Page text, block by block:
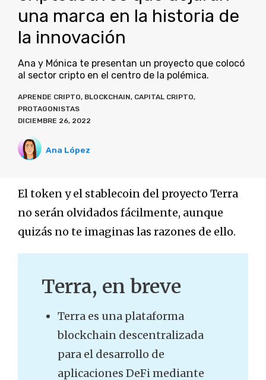
una marca en la historia de
la innovación
Ana y Mónica te presentan un proyecto que colocó
al sector cripto en el centro de la polémica.
APRENDE CRIPTO, BLOCKCHAIN, CAPITAL CRIPTO,
PROTAGONISTAS
DICIEMBRE 26, 2022
Ana López
El token y el stablecoin del proyecto Terra
no serán olvidados fácilmente, aunque
quizás no te imaginas las razones de ello.
Terra, en breve
Terra es una plataforma
blockchain descentralizada
para el desarrollo de
aplicaciones DeFi mediante